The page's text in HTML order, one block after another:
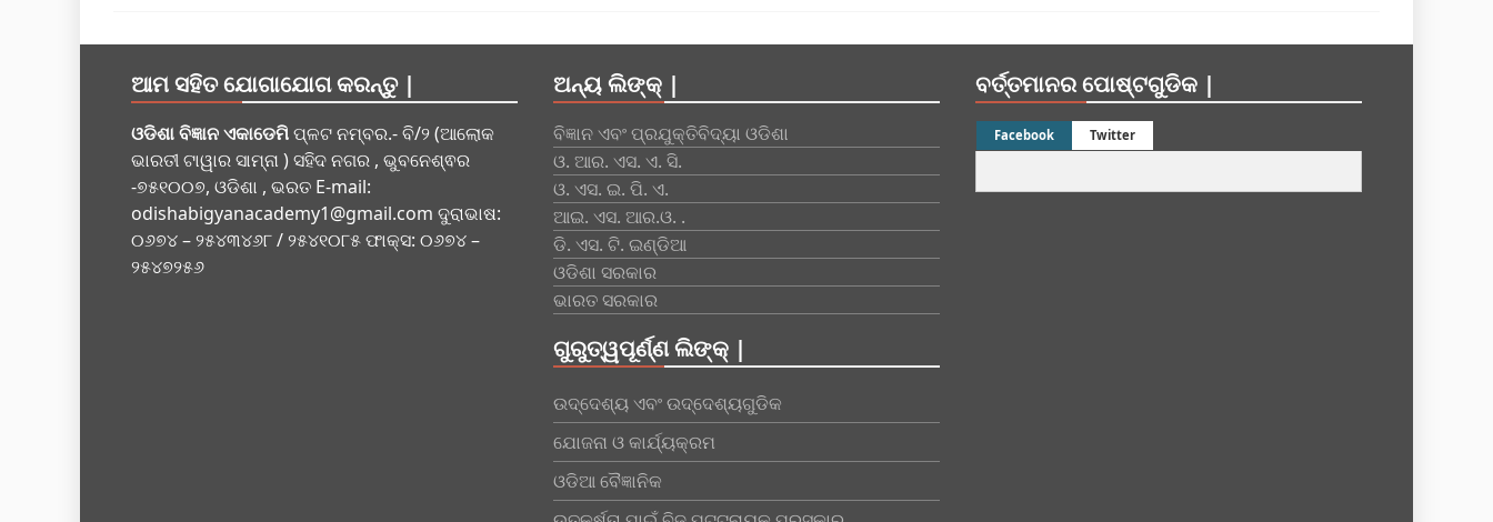
ଆମ ସହିତ ଯୋଗାଯୋଗ କରନ୍ତୁ |
ଓଡିଶା ବିଜ୍ଞାନ ଏକାଡେମିପ୍ଳଟ ନମ୍ବର.- ବି/୨ (ଆଲୋକ
ଭାରତୀ ଟାୱାର ସାମ୍ନା ) ସହିଦ ନଗର , ଭୁବନେଶ୍ଵର
-୭୫୧୦୦୭, ଓଡିଶା , ଭରତ E-mail:
odishabigyanacademy1@gmail.com ଦୁରାଭାଷ:
୦୬୭୪ – ୨୫୪୩୪୬୮ / ୨୫୪୧୦୮୫ ଫାକ୍ସ: ୦୬୭୪ –
୨୫୪୭୨୫୬
ଅନ୍ୟ ଲିଙ୍କ୍ |
ବିଜ୍ଞାନ ଏବଂ ପ୍ରଯୁକ୍ତିବିଦ୍ୟା ଓଡିଶା
ଓ. ଆର. ଏସ. ଏ. ସି.
ଓ. ଏସ. ଇ. ପି. ଏ.
ଆଇ. ଏସ. ଆର.ଓ. .
ଡି. ଏସ. ଟି. ଇଣ୍ଡିଆ
ଓଡିଶା ସରକାର
ଭାରତ ସରକାର
ଗୁରୁତ୍ୱପୂର୍ଣ୍ଣ ଲିଙ୍କ୍ |
ଉଦ୍ଦେଶ୍ୟ ଏବଂ ଉଦ୍ଦେଶ୍ୟଗୁଡିକ
ଯୋଜନା ଓ କାର୍ଯ୍ୟକ୍ରମ
ଓଡିଆ ବୈଜ୍ଞାନିକ
ବର୍ତ୍ତମାନର ପୋଷ୍ଟଗୁଡିକ |
Facebook Twitter